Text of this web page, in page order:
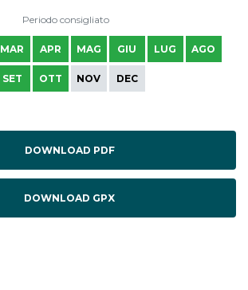
Periodo consigliato
MAR APR MAG GIU LUG AGO
SET OTT NOV DEC
DOWNLOAD PDF
DOWNLOAD GPX